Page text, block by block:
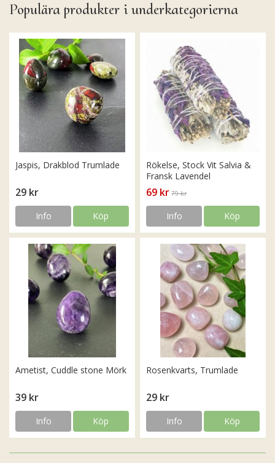
Populära produkter i underkategorierna
Jaspis, Drakblod Trumlade
29 kr
Info Köp
Rökelse, Stock Vit Salvia &
Fransk Lavendel
69 kr 79 kr
Info Köp
Ametist, Cuddle stone Mörk
39 kr
Info Köp
Rosenkvarts, Trumlade
29 kr
Info Köp